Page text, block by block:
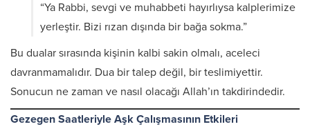
“Ya Rabbi, sevgi ve muhabbeti hayırlıysa kalplerimize
yerleştir. Bizi rızan dışında bir bağa sokma.”
Bu dualar sırasında kişinin kalbi sakin olmalı, aceleci
davranmamalıdır. Dua bir talep değil, bir teslimiyettir.
Sonucun ne zaman ve nasıl olacağı Allah’ın takdirindedir.
Gezegen Saatleriyle Aşk Çalışmasının Etkileri